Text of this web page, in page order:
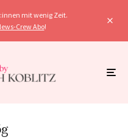
mit wenig Zeit.
Crew Abo!